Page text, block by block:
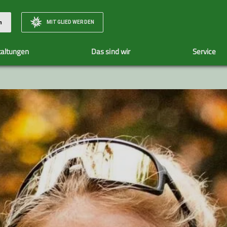
MITGLIED WERDEN
Tourenübersicht
Das sind wir
Unsere Tourenleiter
Service